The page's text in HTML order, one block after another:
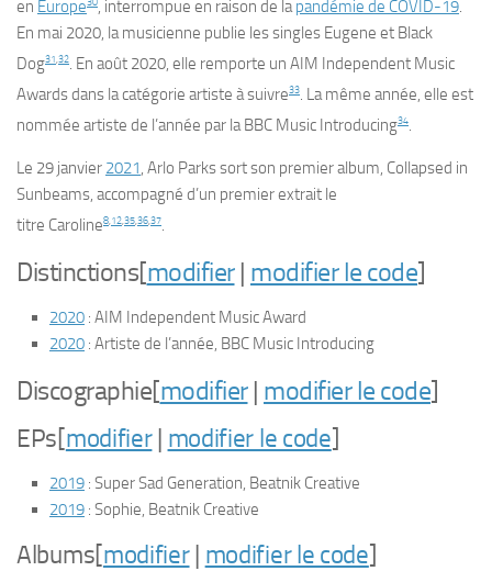
en Europe , interrompue en raison de lapandémie de COVID-19.
En mai 2020, la musicienne publie les singles Eugene et Black
Dog31 32. En août 2020, elle remporte un AIM Independent Music
Awards dans la catégorie artiste à suivre33. La même année, elle est
nommée artiste de l’année par la BBC Music Introducing34.
Le 29 janvier 2021, Arlo Parks sort son premier album, Collapsed in
Sunbeams, accompagné d’un premier extrait le
titre Caroline8 12353637.
Distinctions[modifier| modifier le code]
2020 : AIM Independent Music Award
2020 : Artiste de l’année, BBC Music Introducing
Discographie[modifier| modifier le code]
EPs[modifier| modifier le code]
2019 : Super Sad Generation, Beatnik Creative
2019 : Sophie, Beatnik Creative
Albums[modifier| modifier le code]